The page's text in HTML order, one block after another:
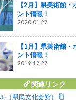
【2月】県美術館・
ント情報！
2020.01.27
【1月】県美術館・
ント情報！
2019.12.27
関連リンク
（県民文化会館）